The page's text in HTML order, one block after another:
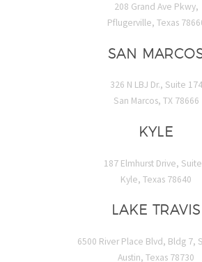
208 Grand Ave Pkwy,
Pflugerville, Texas
SAN
326 N LBJ Dr., Suite 174
San Marcos, TX 78666
KYLE
187 Elmhurst Drive,
Kyle, Texas 78640
LAKE TRAVIS
6500 River Place Blvd, Bldg 7,
Austin, Texas 78730